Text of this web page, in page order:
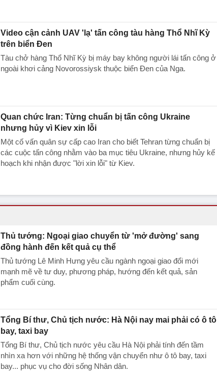
Video cận cảnh UAV 'lạ' tấn công tàu hàng Thổ Nhĩ Kỳ
trên biển Đen
Tàu chở hàng Thổ Nhĩ Kỳ bị máy bay không người lái tấn công ở
ngoài khơi cảng Novorossiysk thuộc biển Đen của Nga.
Quan chức Iran: Từng chuẩn bị tấn công Ukraine
nhưng hủy vì Kiev xin lỗi
Một cố vấn quân sự cấp cao Iran cho biết Tehran từng chuẩn bị
các cuộc tấn công nhằm vào ba mục tiêu Ukraine, nhưng hủy kế
hoạch khi nhận được "lời xin lỗi" từ Kiev.
Thủ tướng: Ngoại giao chuyển từ 'mở đường' sang
đồng hành đến kết quả cụ thể
Thủ tướng Lê Minh Hưng yêu cầu ngành ngoại giao đổi mới
mạnh mẽ về tư duy, phương pháp, hướng đến kết quả, sản
phẩm cuối cùng.
Tổng Bí thư, Chủ tịch nước: Hà Nội nay mai phải có ô tô
bay, taxi bay
Tổng Bí thư, Chủ tịch nước yêu cầu Hà Nội phải tính đến tầm
nhìn xa hơn với những hệ thống vận chuyển như ô tô bay, taxi
bay... phục vụ cho đời sống Nhân dân.